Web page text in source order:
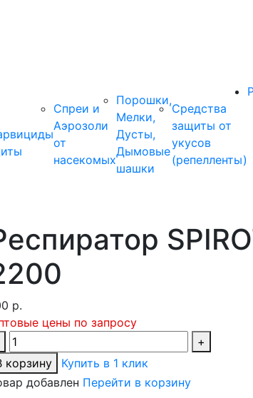
Спреи и
Аэрозоли
от
насекомых
Порошки,
Мелки,
Дусты,
Дымовые
шашки
Средства
защиты от
укусов
(репелленты)
р.
цены по запросу
+
корзину
Купить в 1 клик
добавлен Перейти в корзину